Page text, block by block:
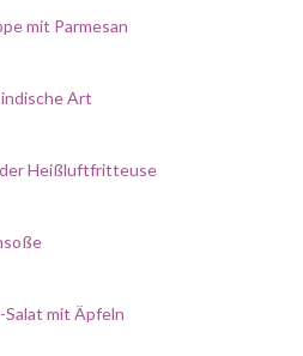
mit Parmesan
Art
Heißluftfritteuse
mit Äpfeln